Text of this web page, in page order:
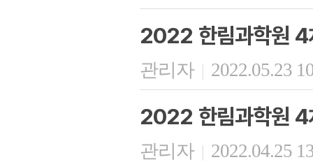
2022 한림과학원 4
관리자 | 2022.05.23
2022 한림과학원 4
관리자 | 2022.04.25